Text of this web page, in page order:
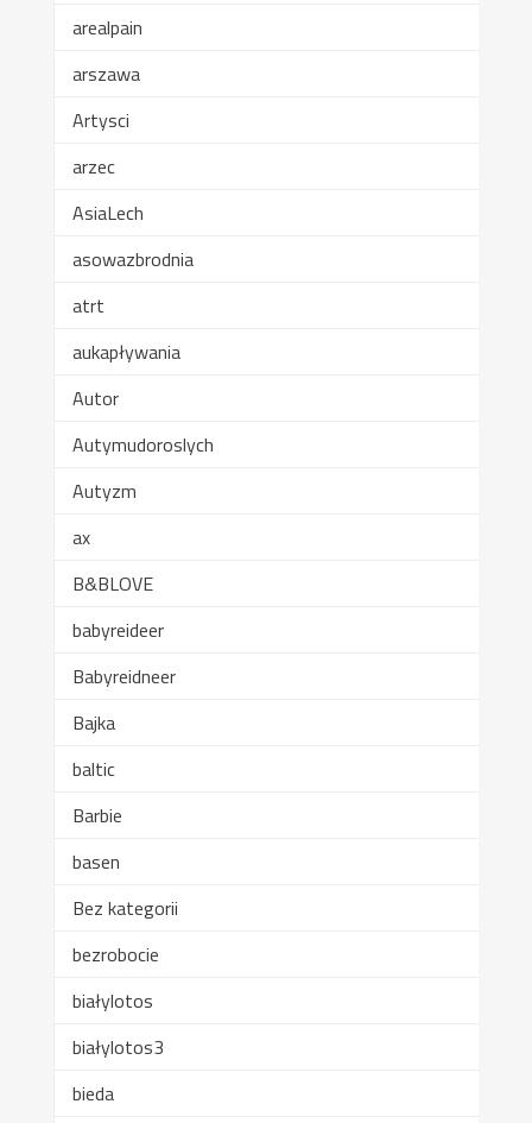
arealpain
arszawa
Artysci
arzec
AsiaLech
asowazbrodnia
atrt
aukapływania
Autor
Autymudoroslych
Autyzm
ax
B&BLOVE
babyreideer
Babyreidneer
Bajka
baltic
Barbie
basen
Bez kategorii
bezrobocie
białylotos
białylotos3
bieda